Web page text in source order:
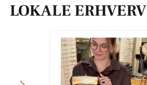
LOKALE ERHVERV